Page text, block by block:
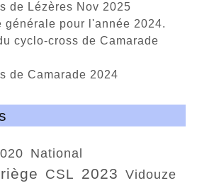
de Lézères Nov 2025
générale pour l'année 2024.
de Camarade 2024
national
CSL 2023 Vidouze